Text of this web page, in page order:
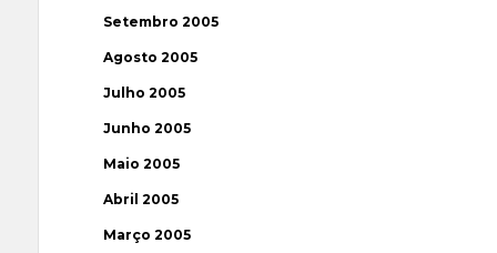
Setembro 2005
Agosto 2005
Julho 2005
Junho 2005
Maio 2005
Abril 2005
Março 2005